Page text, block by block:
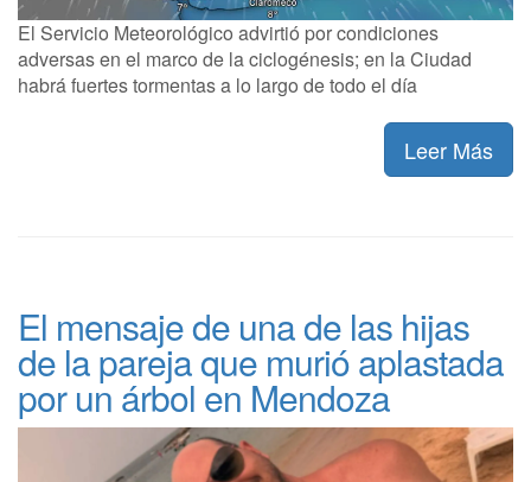
El Servicio Meteorológico advirtió por condiciones
adversas en el marco de la ciclogénesis; en la Ciudad
habrá fuertes tormentas a lo largo de todo el día
Leer Más
El mensaje de una de las hijas
de la pareja que murió aplastada
por un árbol en Mendoza